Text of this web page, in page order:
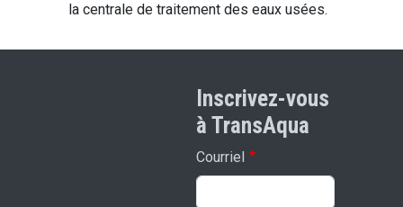
la centrale de traitement des eaux usées.
Inscrivez-vous
à TransAqua
Courriel